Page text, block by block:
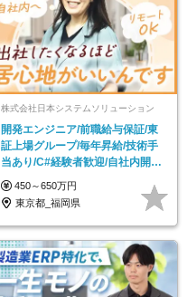
株式会社日本システムソリューション
開発エンジニア/前職給与保証/東
証上場グループ/毎年昇給/技術手
当あり/C#経験者歓迎/自社内開発
にも携われる
450～650万円
東京都_福岡県